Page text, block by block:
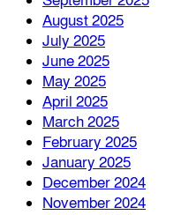
August 2025
July 2025
June 2025
May 2025
April 2025
March 2025
February 2025
January 2025
December 2024
November 2024